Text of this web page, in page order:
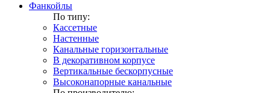
Фанкойлы
По типу:
Кассетные
Настенные
Канальные горизонтальные
В декоративном корпусе
Вертикальные бескорпусные
Высоконапорные канальные